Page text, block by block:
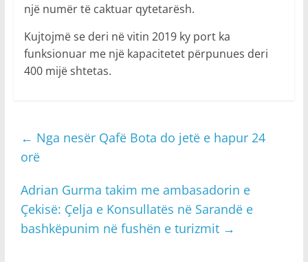
një numër të caktuar qytetarësh.
Kujtojmë se deri në vitin 2019 ky port ka
funksionuar me një kapacitetet përpunues deri
400 mijë shtetas.
← Nga nesër Qafë Bota do jetë e hapur 24
orë
Adrian Gurma takim me ambasadorin e
Çekisë: Çelja e Konsullatës në Sarandë e
bashkëpunim në fushën e turizmit →